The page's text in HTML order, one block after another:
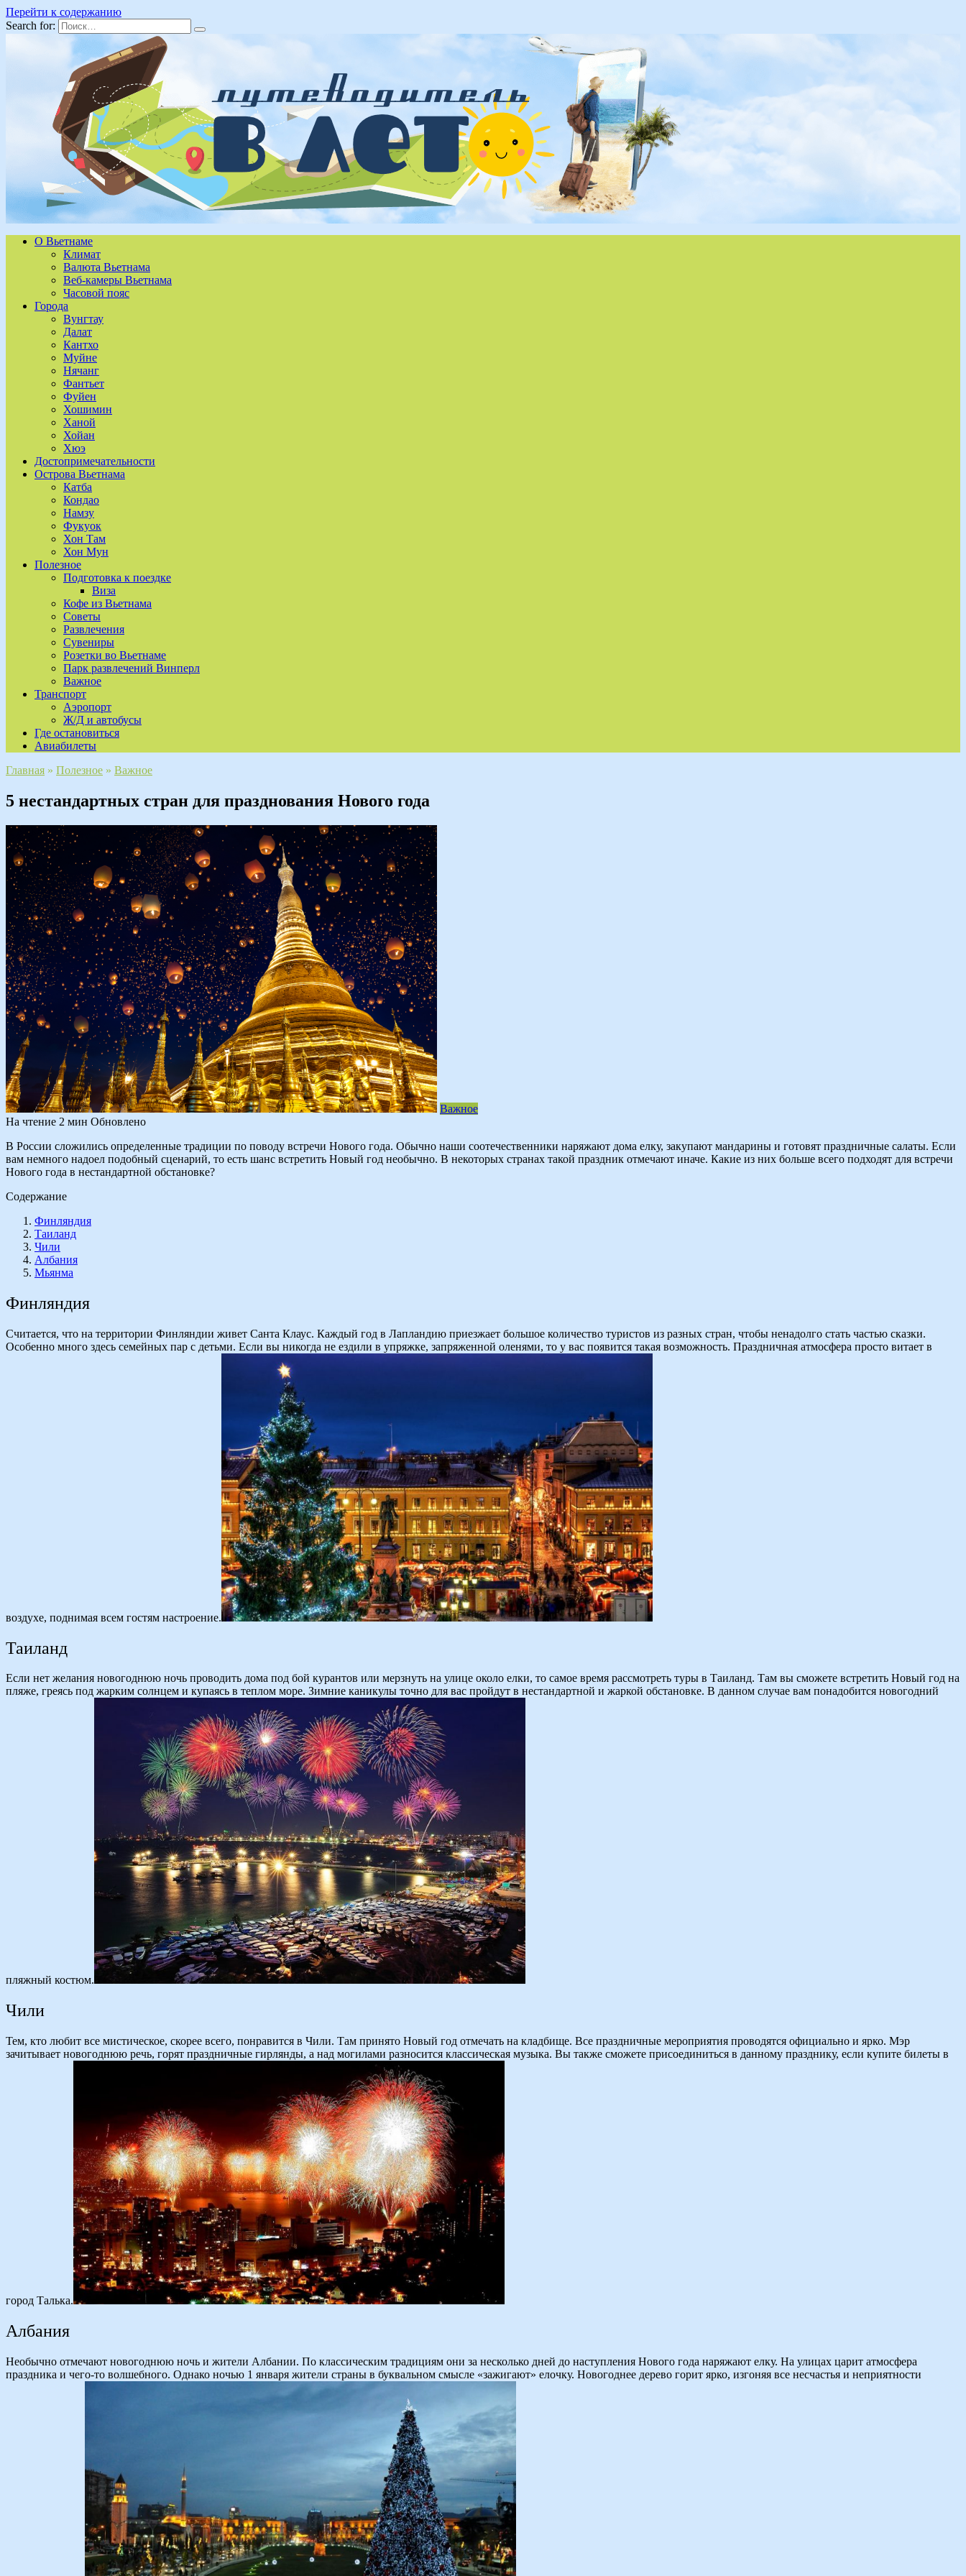
Перейти к содержанию
Search for:
О Вьетнаме
Климат
Валюта Вьетнама
Веб-камеры Вьетнама
Часовой пояс
Города
Вунгтау
Далат
Кантхо
Муйне
Нячанг
Фантьет
Фуйен
Хошимин
Ханой
Хойан
Хюэ
Достопримечательности
Острова Вьетнама
Катба
Кондао
Намзу
Фукуок
Хон Там
Хон Мун
Полезное
Подготовка к поездке
Виза
Кофе из Вьетнама
Советы
Развлечения
Сувениры
Розетки во Вьетнаме
Парк развлечений Винперл
Важное
Транспорт
Аэропорт
Ж/Д и автобусы
Где остановиться
Авиабилеты
Главная » Полезное » Важное
5 нестандартных стран для празднования Нового года
Важное
На чтение 2 мин Обновлено
В России сложились определенные традиции по поводу встречи Нового года. Обычно наши соотечественники наряжают дома елку, закупают мандарины и готовят праздничные салаты. Если
вам немного надоел подобный сценарий, то есть шанс встретить Новый год необычно. В некоторых странах такой праздник отмечают иначе. Какие из них больше всего подходят для встречи
Нового года в нестандартной обстановке?
Содержание
Финляндия
Таиланд
Чили
Албания
Мьянма
Финляндия
Считается, что на территории Финляндии живет Санта Клаус. Каждый год в Лапландию приезжает большое количество туристов из разных стран, чтобы ненадолго стать частью сказки.
Особенно много здесь семейных пар с детьми. Если вы никогда не ездили в упряжке, запряженной оленями, то у вас появится такая возможность. Праздничная атмосфера просто витает в
воздухе, поднимая всем гостям настроение.
Таиланд
Если нет желания новогоднюю ночь проводить дома под бой курантов или мерзнуть на улице около елки, то самое время рассмотреть туры в Таиланд. Там вы сможете встретить Новый год на
пляже, греясь под жарким солнцем и купаясь в теплом море. Зимние каникулы точно для вас пройдут в нестандартной и жаркой обстановке. В данном случае вам понадобится новогодний
пляжный костюм.
Чили
Тем, кто любит все мистическое, скорее всего, понравится в Чили. Там принято Новый год отмечать на кладбище. Все праздничные мероприятия проводятся официально и ярко. Мэр
зачитывает новогоднюю речь, горят праздничные гирлянды, а над могилами разносится классическая музыка. Вы также сможете присоединиться в данному празднику, если купите билеты в
город Талька.
Албания
Необычно отмечают новогоднюю ночь и жители Албании. По классическим традициям они за несколько дней до наступления Нового года наряжают елку. На улицах царит атмосфера
праздника и чего-то волшебного. Однако ночью 1 января жители страны в буквальном смысле «зажигают» елочку. Новогоднее дерево горит ярко, изгоняя все несчастья и неприятности